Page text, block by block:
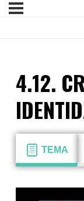
4.12.
TEMA